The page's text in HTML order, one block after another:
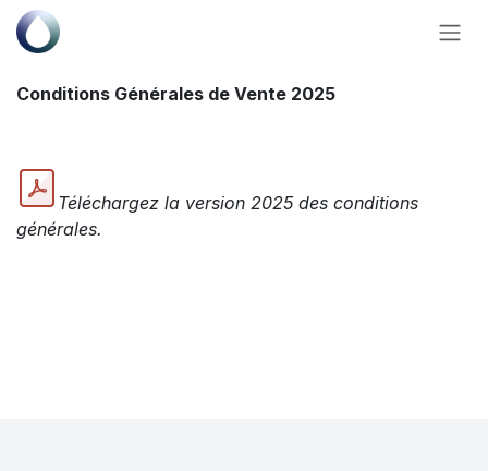
Se rendre au contenu
Conditions Générales de Vente 2025
Téléchargez la version 2025 des conditions
générales.